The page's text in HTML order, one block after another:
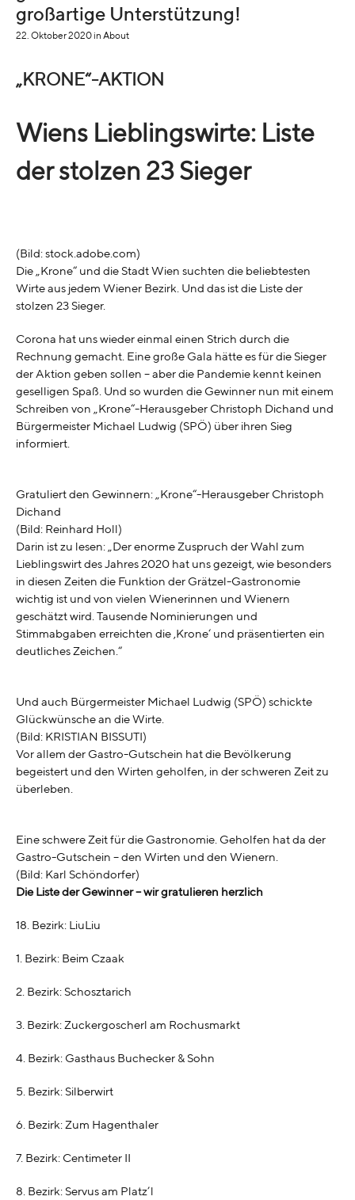
großartige Unterstützung!
22. Oktober 2020in About
„KRONE“-AKTION
Wiens Lieblingswirte: Liste
der stolzen 23 Sieger
(Bild: stock.adobe.com)
Die „Krone“ und die Stadt Wien suchten die beliebtesten
Wirte aus jedem Wiener Bezirk. Und das ist die Liste der
stolzen 23 Sieger.
Corona hat uns wieder einmal einen Strich durch die
Rechnung gemacht. Eine große Gala hätte es für die Sieger
der Aktion geben sollen – aber die Pandemie kennt keinen
geselligen Spaß. Und so wurden die Gewinner nun mit einem
Schreiben von „Krone“-Herausgeber Christoph Dichand und
Bürgermeister Michael Ludwig (SPÖ) über ihren Sieg
informiert.
Gratuliert den Gewinnern: „Krone“-Herausgeber Christoph
Dichand
(Bild: Reinhard Holl)
Darin ist zu lesen: „Der enorme Zuspruch der Wahl zum
Lieblingswirt des Jahres 2020 hat uns gezeigt, wie besonders
in diesen Zeiten die Funktion der Grätzel-Gastronomie
wichtig ist und von vielen Wienerinnen und Wienern
geschätzt wird. Tausende Nominierungen und
Stimmabgaben erreichten die ,Krone‘ und präsentierten ein
deutliches Zeichen.“
Und auch Bürgermeister Michael Ludwig (SPÖ) schickte
Glückwünsche an die Wirte.
(Bild: KRISTIAN BISSUTI)
Vor allem der Gastro-Gutschein hat die Bevölkerung
begeistert und den Wirten geholfen, in der schweren Zeit zu
überleben.
Eine schwere Zeit für die Gastronomie. Geholfen hat da der
Gastro-Gutschein – den Wirten und den Wienern.
(Bild: Karl Schöndorfer)
Die Liste der Gewinner – wir gratulieren herzlich
18. Bezirk: LiuLiu
1. Bezirk: Beim Czaak
2. Bezirk: Schosztarich
3. Bezirk: Zuckergoscherl am Rochusmarkt
4. Bezirk: Gasthaus Buchecker & Sohn
5. Bezirk: Silberwirt
6. Bezirk: Zum Hagenthaler
7. Bezirk: Centimeter II
8. Bezirk: Servus am Platz’l